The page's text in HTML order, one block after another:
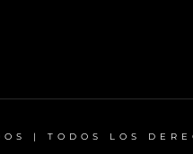
| TODOS LOS